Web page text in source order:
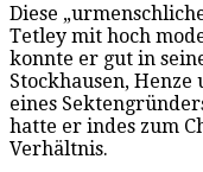
Diese
Tetley mit hoch
konnte er gut in
Stockhausen, Henze
eines
hatte er indes zum
Verhältnis.